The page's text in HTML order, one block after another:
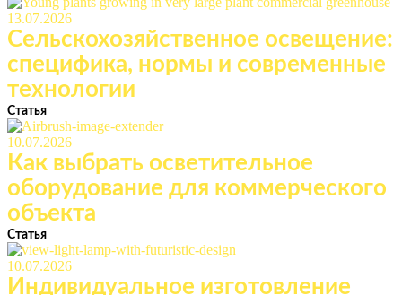
13.07.2026
Сельскохозяйственное освещение:
специфика, нормы и современные
технологии
Статья
10.07.2026
Как выбрать осветительное
оборудование для коммерческого
объекта
Статья
10.07.2026
Индивидуальное изготовление